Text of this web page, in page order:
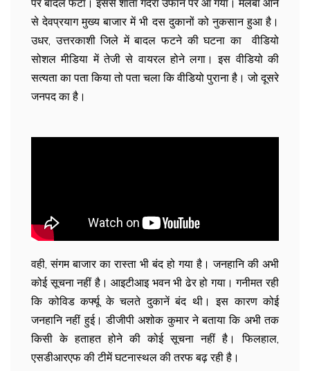
पर बादल फटा। इससे शांता गदेरा उफान पर आ गया। मलबा आने
से देवप्रयाग मुख्य बाजार में भी दस दुकानों को नुकसान हुआ है।
उधर, उत्तरकाशी जिले में बादल फटने की घटना का वीडियो
सोशल मीडिया में तेजी से वायरल होने लगा। इस वीडियो की
सत्यता का पता किया तो पता चला कि वीडियो पुराना है। जो दूसरे
जनपद का है।
वही, संगम बाजार का रास्ता भी बंद हो गया है। जनहानि की अभी
कोई सूचना नहीं है। आइटीआइ भवन भी ढेर हो गया। गनीमत रही
कि कोविड कर्फ्यू के चलते दुकानें बंद थी। इस कारण कोई
जनहानि नहीं हुई। डीजीपी अशोक कुमार ने बताया कि अभी तक
किसी के हताहत होने की कोई सूचना नहीं है। फिलहाल,
एसडीआरएफ की टीमें घटनास्थल की तरफ बढ़ रही है।